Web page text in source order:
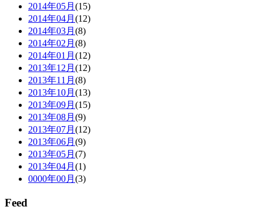
2014年05月 (15)
2014年04月 (12)
2014年03月 (8)
2014年02月 (8)
2014年01月 (12)
2013年12月 (12)
2013年11月 (8)
2013年10月 (13)
2013年09月 (15)
2013年08月 (9)
2013年07月 (12)
2013年06月 (9)
2013年05月 (7)
2013年04月 (1)
0000年00月 (3)
Feed